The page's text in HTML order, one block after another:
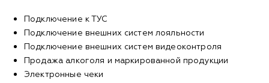
Подключение к ТУС
Подключение внешних систем лояльности
Подключение внешних систем видеоконтроля
Продажа алкоголя и маркированной продукции
Электронные чеки